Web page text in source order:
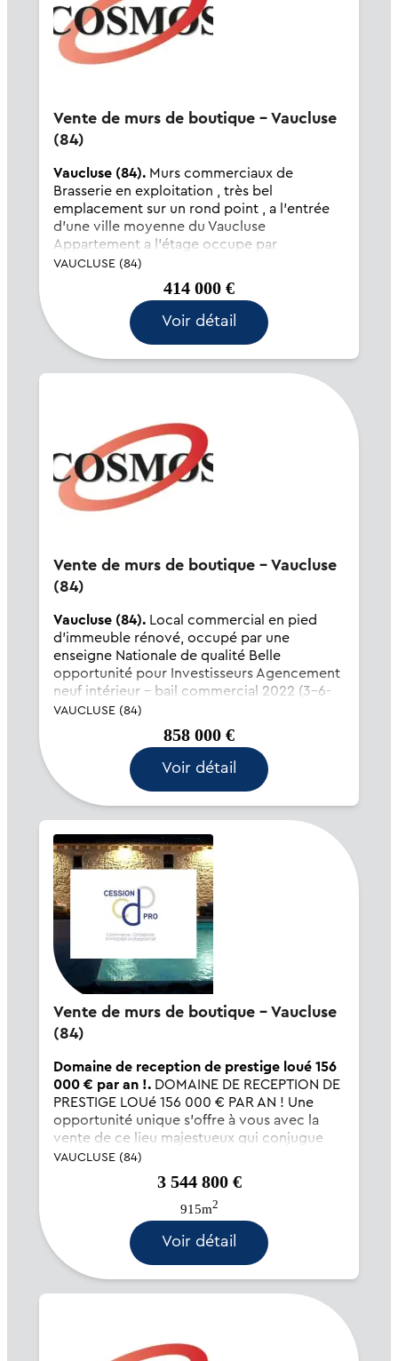
Vente de murs de boutique - Vaucluse
(84)
Vaucluse (84).Murs commerciaux de
Brasserie en exploitation , très bel
emplacement sur un rond point , a l'entrée
d'une ville moyenne du Vaucluse
Appartement a l'étage occupe par
l'Exploitant - Immeuble en bon état mais
nécessitant quelques travaux....
VAUCLUSE (84)
414 000 €
Voir détail
Vente de murs de boutique - Vaucluse
(84)
Vaucluse (84).Local commercial en pied
d'immeuble rénové, occupé par une
enseigne Nationale de qualité Belle
opportunité pour Investisseurs Agencement
neuf intérieur - bail commercial 2022 (3-6-
9) neuf Avance sur charges annuelles 4200 €
- dépôt de garanti...
VAUCLUSE (84)
858 000 €
Voir détail
Vente de murs de boutique - Vaucluse
(84)
Domaine de reception de prestige loué 156
000 € par an !.DOMAINE DE RECEPTION DE
PRESTIGE LOUé 156 000 € PAR AN ! Une
opportunité unique s'offre à vous avec la
vente de ce lieu majestueux qui conjugue
l'histoire et le confort moderne, niché au
cœur de vignobles millénaires. Cette bâtisse
rénovée, d'une en...
VAUCLUSE (84)
3 544 800 €
915m2
Voir détail